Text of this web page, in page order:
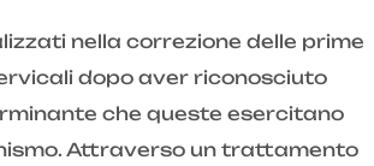
nella correzione delle prime
dopo aver riconosciuto
che queste esercitano
Attraverso un trattamento